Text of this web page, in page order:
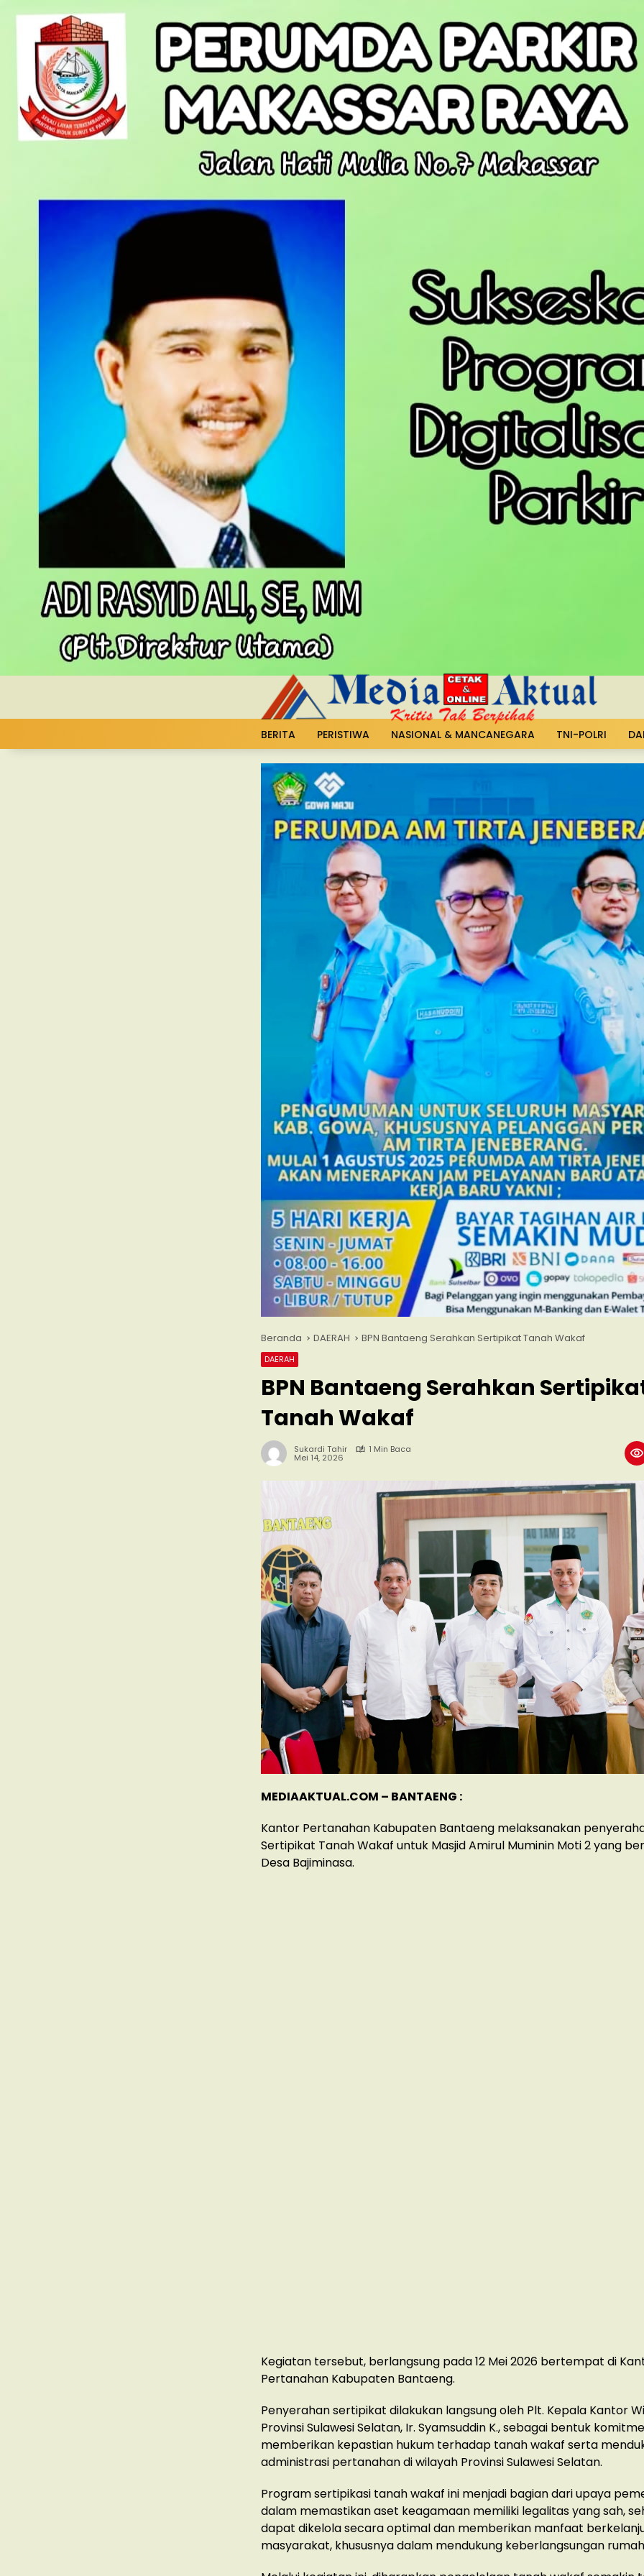
BERITA PERISTIWA NASIONAL & MANCANEGARA TNI-POLRI
Beranda DAERAH BPN Bantaeng Serahkan Sertipikat Tanah Wakaf
DAERAH
BPN Bantaeng Serahkan
Tanah Wakaf
Sukardi Tahir 1 Min Baca
Mei 14, 2026
MEDIAAKTUAL.COM – BANTAENG :
Kantor Pertanahan Kabupaten Bantaeng melaksanakan
Sertipikat Tanah Wakaf untuk Masjid Amirul Muminin Moti 2 yang
Desa Bajiminasa.
Kegiatan tersebut, berlangsung pada 12 Mei 2026 bertempat di
Pertanahan Kabupaten Bantaeng.
Penyerahan sertipikat dilakukan langsung oleh Plt. Kepala Kantor
Provinsi Sulawesi Selatan, Ir. Syamsuddin K., sebagai bentuk
memberikan kepastian hukum terhadap tanah wakaf serta
administrasi pertanahan di wilayah Provinsi Sulawesi Selatan.
Program sertipikasi tanah wakaf ini menjadi bagian dari upaya
dalam memastikan aset keagamaan memiliki legalitas yang sah,
dapat dikelola secara optimal dan memberikan manfaat
masyarakat, khususnya dalam mendukung keberlangsungan